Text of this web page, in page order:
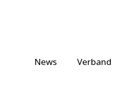
News Verband